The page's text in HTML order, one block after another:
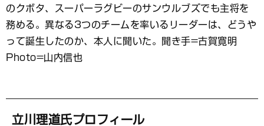
のクボタ、スーパーラグビーのサンウルブズでも主将を
務める。異なる3つのチームを率いるリーダーは、どうや
って誕生したのか、本人に聞いた。聞き手=古賀寛明
Photo=山内信也
立川理道氏プロフィール